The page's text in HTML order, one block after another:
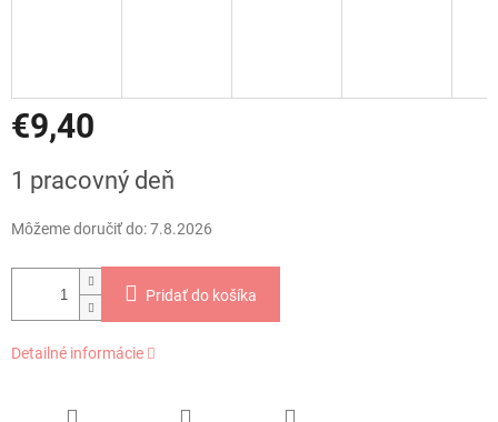
€9,40
cena:
1 pracovný deň
Môžeme doručiť do:7.8.2026
Pridať do košíka
Detailné informácie